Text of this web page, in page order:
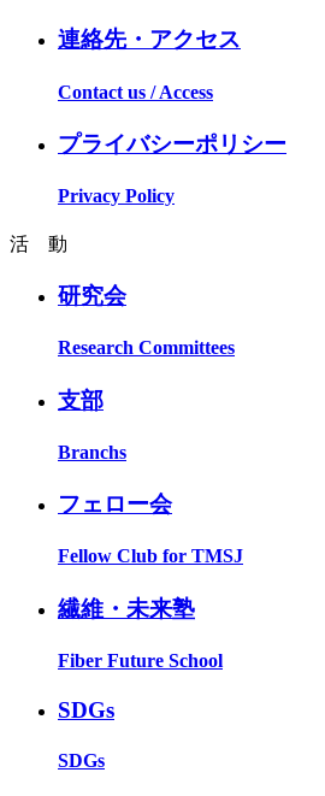
連絡先・アクセス
Contact us / Access
プライバシーポリシー
Privacy Policy
活 動
研究会
Research Committees
支部
Branchs
フェロー会
Fellow Club for TMSJ
繊維・未来塾
Fiber Future School
SDGs
SDGs